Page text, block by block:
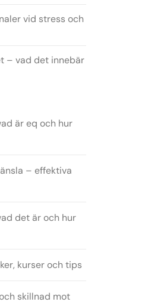
vid stress och
– vad det innebär
är eq och hur
– effektiva
det är och hur
kurser och tips
skillnad mot